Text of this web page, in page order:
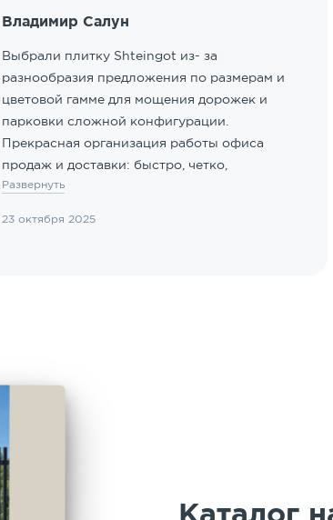
Владимир Салун
Выбрали плитку Shteingot из- за
разнообразия предложения по размерам и
цветовой гамме для мощения дорожек и
парковки сложной конфигурации.
Прекрасная организация работы офиса
продаж и доставки: быстро, четко,
клиентоориентированные сотрудники.
Марии Юрьевне. Таким людям можно
Развернуть
23 октября 2025
Каталог